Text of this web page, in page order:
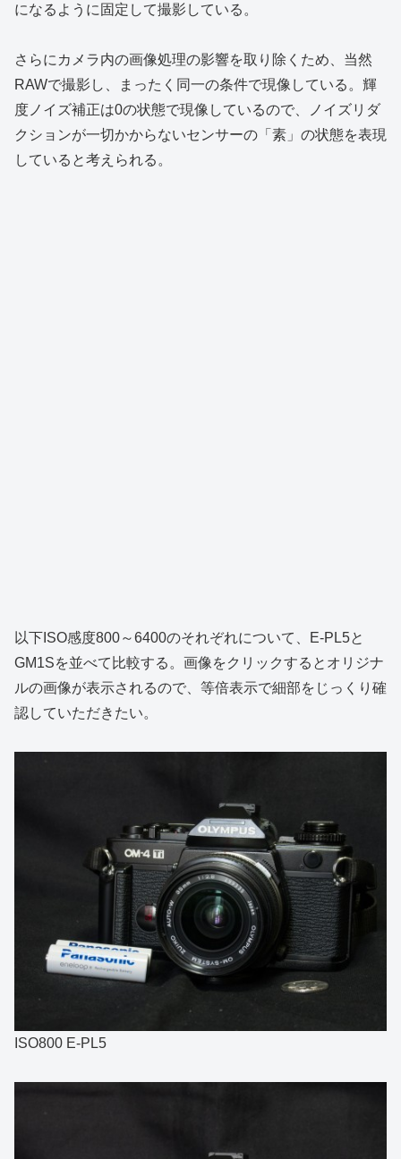
になるように固定して撮影している。
さらにカメラ内の画像処理の影響を取り除くため、当然
RAWで撮影し、まったく同一の条件で現像している。輝
度ノイズ補正は0の状態で現像しているので、ノイズリダ
クションが一切かからないセンサーの「素」の状態を表現
していると考えられる。
以下ISO感度800～6400のそれぞれについて、E-PL5と
GM1Sを並べて比較する。画像をクリックするとオリジナ
ルの画像が表示されるので、等倍表示で細部をじっくり確
認していただきたい。
ISO800 E-PL5